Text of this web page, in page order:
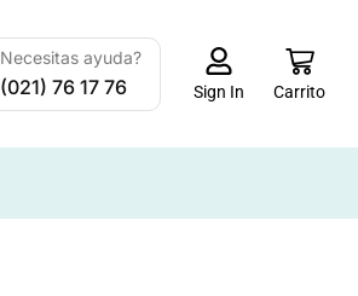
Necesitas ayuda?
(021) 76 17 76 Sign In Carrito